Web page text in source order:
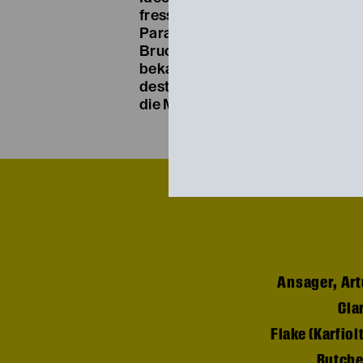
fressen. Am Ende des Stückes
Parallele zur Annexion
Bruch mit dem internationalen
bekannter die einzelnen Etappen
desto entschiedener stellt sich
die Mitte einer Gesellschaft still
Ansager,
Flake